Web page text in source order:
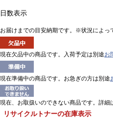
日数表示
お届けまでの目安納期です。※状況によっ
現在欠品中の商品です。入荷予定は別途お
現在準備中の商品です。お急ぎの方は別途
現在、お取扱いのできない商品です。詳細
リサイクルトナーの在庫表示